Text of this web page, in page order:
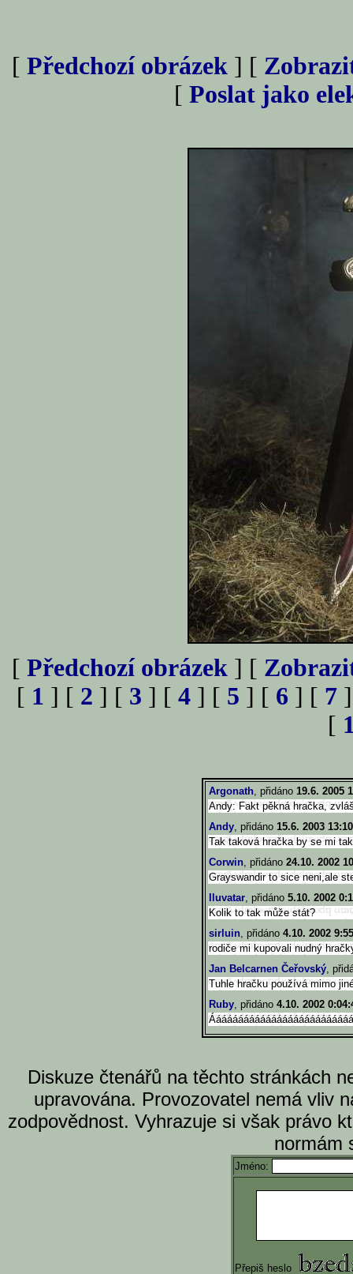
[ Předchozí obrázek ] [
[ Poslat jako
[ Předchozí obrázek ] [
[ 1 ] [ 2 ] [ 3 ] [ 4 ] [ 5 ] [ 6 ] [ 7
[
Argonath, přidáno 19.6. 2005
Andy: Fakt pěkná hračka,
Andy, přidáno 15.6. 2003
Tak taková hračka by se mi
Corwin, přidáno 24.10. 2002
Grayswandir to sice neni,ale
Iluvatar, přidáno 5.10. 2002
Kolik to tak může stát?
sirluin, přidáno 4.10. 2002
rodiče mi kupovali nudný
Jan Belcarnen Čeřovský,
Tuhle hračku používá mimo
Ruby, přidáno 4.10. 2002
Diskuze čtenářů na těchto stránkách
upravována. Provozovatel nemá vliv
zodpovědnost. Vyhrazuje si však právo
normám
Jméno:
Přepiš heslo